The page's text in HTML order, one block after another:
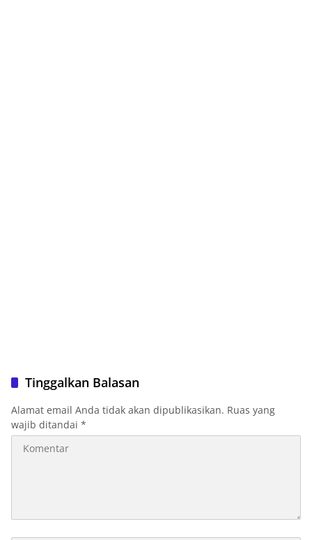
Tinggalkan Balasan
Alamat email Anda tidak akan dipublikasikan. Ruas yang
wajib ditandai *